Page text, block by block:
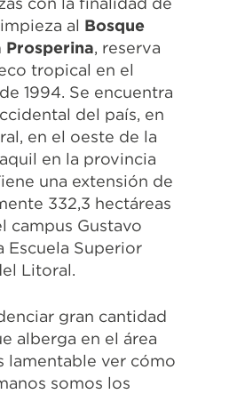
al Bosque
Prosperina, reserva
tropical en el
1994. Se encuentra
del país, en
en el oeste de la
en la provincia
una extensión de
332,3 hectáreas
campus Gustavo
Escuela Superior
Litoral.
gran cantidad
alberga en el área
lamentable ver cómo
somos los